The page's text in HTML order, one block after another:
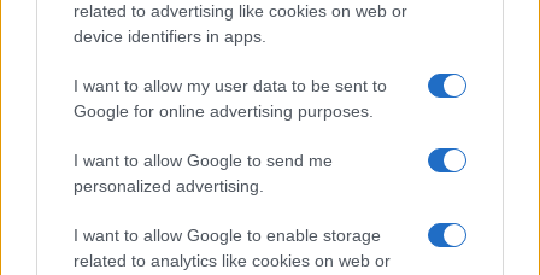
related to advertising like cookies on web or
device identifiers in apps.
I want to allow my user data to be sent to
Google for online advertising purposes.
I want to allow Google to send me
personalized advertising.
I want to allow Google to enable storage
related to analytics like cookies on web or
Don Antonio Mazzi: l’ultimo saluto a Milano tra
emozioni e canti
PIÙ LETTI
Scopri le Olimpiadi Milano Cortina: Sport, Cultura e
Innovazione per un Futuro Sostenibile